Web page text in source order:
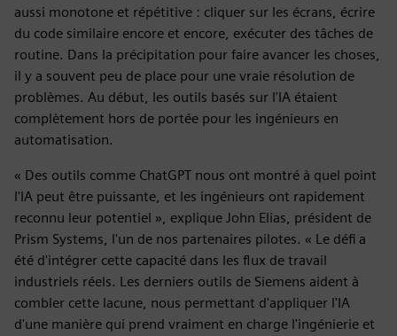
aussi monotone et répétitive : cliquer sur les écrans, écrire
du code similaire encore et encore, exécuter des tâches de
routine. Dans la précipitation pour faire avancer les choses,
il y a souvent peu de place pour une vraie résolution de
problèmes. Au début, les outils basés sur l'IA étaient
complètement hors de portée pour les ingénieurs en
automatisation.
« Des outils comme ChatGPT nous ont montré à quel point
l'IA peut être puissante, et les ingénieurs ont rapidement
reconnu leur potentiel », explique John Elias, président de
Prism Systems, l'un de nos partenaires pilotes. « Le défi a
été d'intégrer cette capacité dans les flux de travail
industriels réels. Les derniers outils de Siemens aident à
combler cette lacune, nous permettant d'appliquer l'IA
d'une manière qui prend vraiment en charge l'ingénierie et